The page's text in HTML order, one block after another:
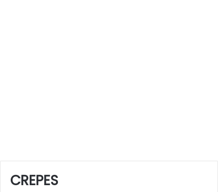
CREPES